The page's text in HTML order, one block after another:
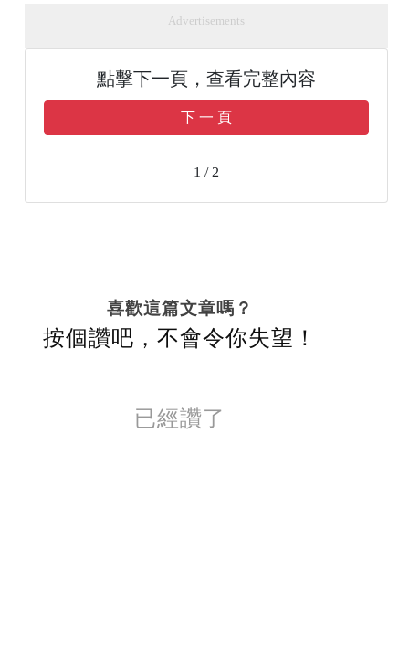
Advertisements
點擊下一頁，查看完整內容
下 一 頁
1 / 2
喜歡這篇文章嗎？
按個讚吧，不會令你失望！
已經讚了